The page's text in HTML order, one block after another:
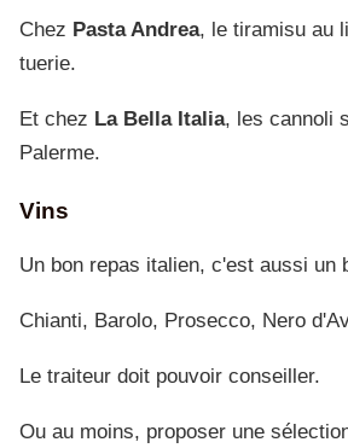
Chez Pasta Andrea, le tiramisu au
tuerie.
Et chez La Bella Italia, les cannoli
Palerme.
Vins
Un bon repas italien, c'est aussi un
Chianti, Barolo, Prosecco, Nero
Le traiteur doit pouvoir conseiller.
Ou au moins, proposer une